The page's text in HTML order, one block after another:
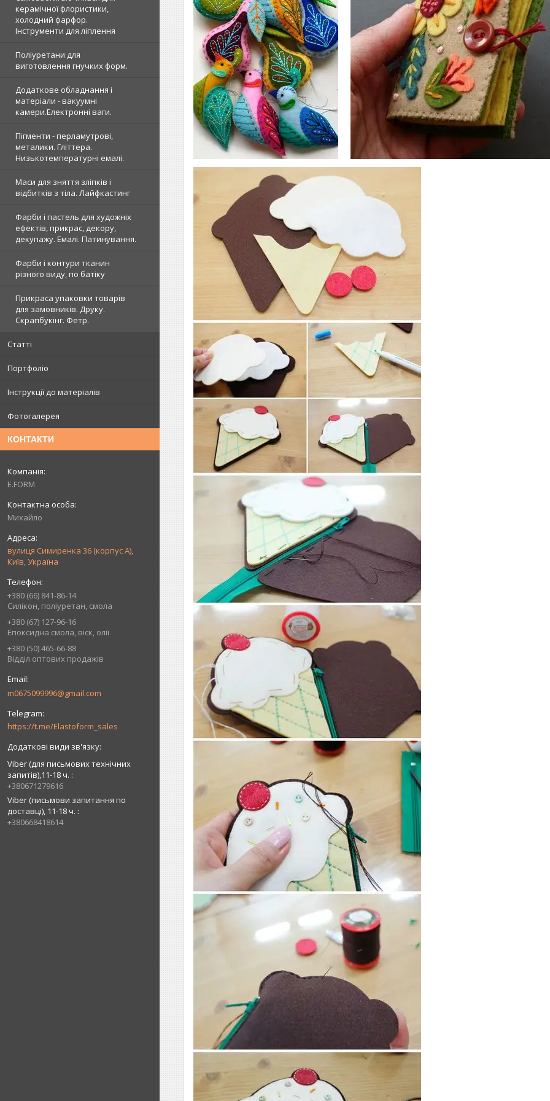
керамічної флористики,
холодний фарфор.
Інструменти для ліплення
Поліуретани для
виготовлення гнучких форм.
Додаткове обладнання і
матеріали - вакуумні
камери.Електронні ваги.
Пігменти - перламутрові,
металики. Гліттера.
Низькотемпературні емалі.
Маси для зняття зліпків і
відбитків з тіла. Лайфкастинг
Фарби і пастель для художніх
ефектів, прикрас, декору,
декупажу. Емалі. Патинування.
Фарби і контури тканин
різного виду, по батіку
Прикраса упаковки товарів
для замовників. Друку.
Скрапбукінг. Фетр.
Статті
Портфоліо
Інструкції до матеріалів
Фотогалерея
КОНТАКТИ
E.FORM
Михайло
вулиця Симиренка 36 (корпус А),
Київ, Україна
+380 (66) 841-86-14
Силікон, поліуретан, смола
+380 (67) 127-96-16
Епоксидна смола, віск, олії
+380 (50) 465-66-88
Відділ оптових продажів
m0675099996@gmail.com
https://t.me/Elastoform_sales
Viber (для письмових технічних
запитів),11-18 ч.
+380671279616
Viber (письмови запитання по
доставці), 11-18 ч.
+380668418614